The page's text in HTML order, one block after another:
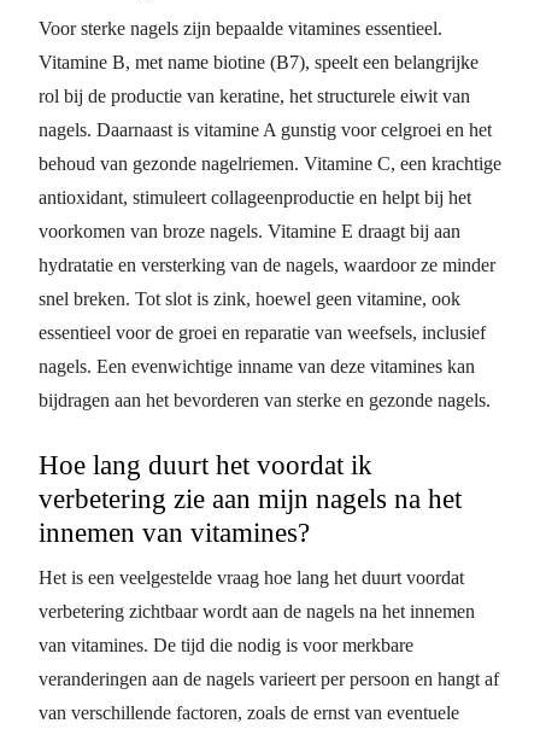
Voor sterke nagels zijn bepaalde vitamines essentieel.
Vitamine B, met name biotine (B7), speelt een belangrijke
rol bij de productie van keratine, het structurele eiwit van
nagels. Daarnaast is vitamine A gunstig voor celgroei en het
behoud van gezonde nagelriemen. Vitamine C, een krachtige
antioxidant, stimuleert collageenproductie en helpt bij het
voorkomen van broze nagels. Vitamine E draagt bij aan
hydratatie en versterking van de nagels, waardoor ze minder
snel breken. Tot slot is zink, hoewel geen vitamine, ook
essentieel voor de groei en reparatie van weefsels, inclusief
nagels. Een evenwichtige inname van deze vitamines kan
bijdragen aan het bevorderen van sterke en gezonde nagels.
Hoe lang duurt het voordat ik
verbetering zie aan mijn nagels na het
innemen van vitamines?
Het is een veelgestelde vraag hoe lang het duurt voordat
verbetering zichtbaar wordt aan de nagels na het innemen
van vitamines. De tijd die nodig is voor merkbare
veranderingen aan de nagels varieert per persoon en hangt af
van verschillende factoren, zoals de ernst van eventuele